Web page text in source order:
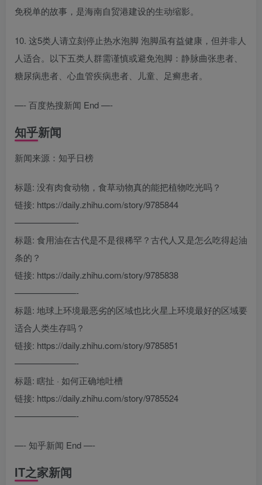
免税单的故事，是海南自贸港建设的生动缩影。
10. 这5类人请立刻停止热水泡脚 泡脚虽有益健康，但并非人
人适合。以下五类人群需谨慎或避免泡脚：静脉曲张患者、
糖尿病患者、心血管疾病患者、儿童、足癣患者。
—- 百度热搜新闻 End —-
知乎新闻
新闻来源：知乎日榜
标题: 没有肉食动物，食草动物真的能把植物吃光吗？
链接: https://daily.zhihu.com/story/9785844
———————-
标题: 食用油在古代是不是很稀罕？古代人又是怎么吃得起油
条的？
链接: https://daily.zhihu.com/story/9785838
———————-
标题: 地球上环境最恶劣的区域也比火星上环境最好的区域要
适合人类生存吗？
链接: https://daily.zhihu.com/story/9785851
———————-
标题: 瞎扯 · 如何正确地吐槽
链接: https://daily.zhihu.com/story/9785524
———————-
—- 知乎新闻 End —-
IT之家新闻